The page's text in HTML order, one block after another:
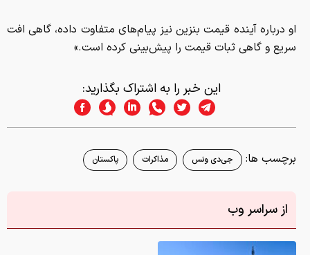
او درباره آینده قیمت بنزین نیز پیام‌های متفاوت داده، گاهی افت
سریع و گاهی ثبات قیمت را پیش‌بینی کرده است.»
این خبر را به اشتراک بگذارید:
برچسب ها: جی‌دی ونس مذاکرات پاکستان
از سراسر وب